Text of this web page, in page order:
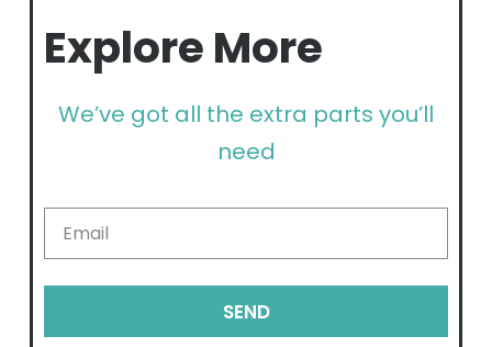
Explore More
We’ve got all the extra parts you’ll
need
SEND